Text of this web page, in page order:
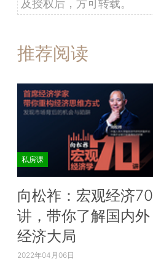
及授权后，方可转载。
推荐阅读
私房课
向松祚：宏观经济70
讲，带你了解国内外
经济大局
2022年04月06日